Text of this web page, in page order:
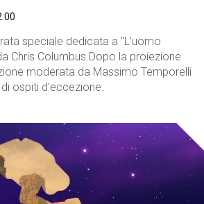
speciale dedicata a "L’uomo
Chris Columbus.Dopo la proiezione
moderata da Massimo Temporelli
ospiti d'eccezione.